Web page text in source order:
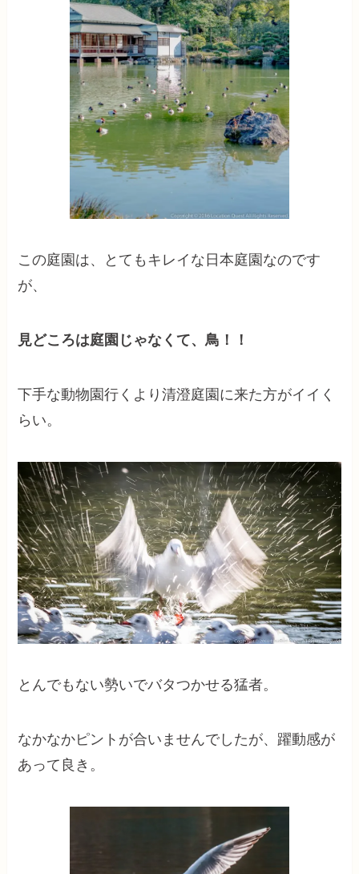
この庭園は、とてもキレイな日本庭園なのです
が、
見どころは庭園じゃなくて、鳥！！
下手な動物園行くより清澄庭園に来た方がイイく
らい。
とんでもない勢いでバタつかせる猛者。
なかなかピントが合いませんでしたが、躍動感が
あって良き。